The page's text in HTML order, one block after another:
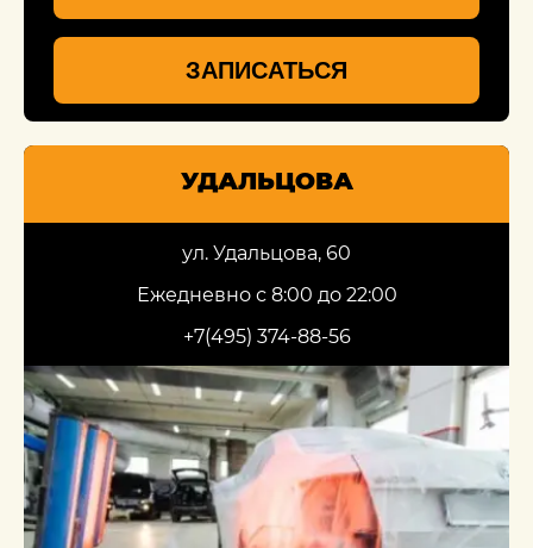
ЗАПИСАТЬСЯ
УДАЛЬЦОВА
ул. Удальцова, 60
Ежедневно с 8:00 до 22:00
+7(495) 374-88-56